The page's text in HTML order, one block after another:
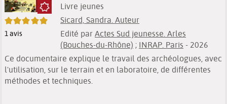
5/5
1avis
Livre jeunes
Sicard, Sandra. Auteur
Edité par Actes Sud jeunesse. Arles
(Bouches-du-Rhône) ; INRAP. Paris - 2026
Ce documentaire explique le travail des archéologues, avec
l'utilisation, sur le terrain et en laboratoire, de différentes
méthodes et techniques.